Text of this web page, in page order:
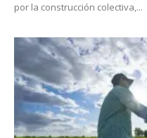
por la construcción colectiva,...